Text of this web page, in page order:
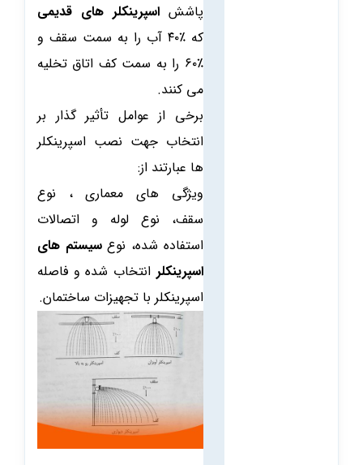
پاششاسپرینکلر های قدیمی
که ٪۴۰ آب را به سمت سقف و
٪۶۰ را به سمت کف اتاق تخلیه
می کنند.
برخی از عوامل تأثیر گذار بر
انتخاب جهت نصب اسپرینکلر
ها عبارتند از:
ویژگی های معماری ، نوع
سقف، نوع لوله و اتصالات
استفاده شده، نوعسیستم های
اسپرینکلر انتخاب شده و فاصله
اسپرینکلر با تجهیزات ساختمان.